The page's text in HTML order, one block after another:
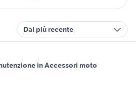
Dal più recente
in Accessori moto